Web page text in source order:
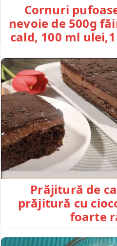
Cornuri
nevoie de 500g
cald, 100 ml
Prăjitură de
prăjitură cu
foarte